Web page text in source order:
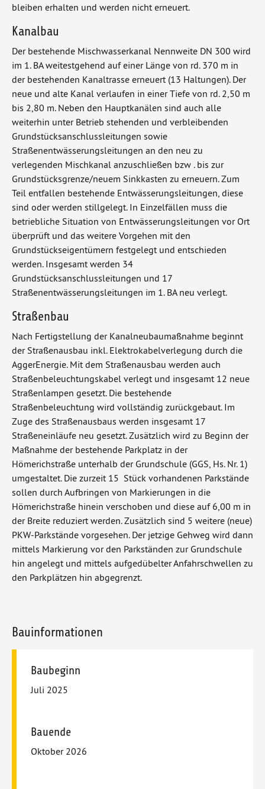
bleiben erhalten und werden nicht erneuert.
Kanalbau
Der bestehende Mischwasserkanal Nennweite DN 300 wird
im 1. BA weitestgehend auf einer Länge von rd. 370 m in
der bestehenden Kanaltrasse erneuert (13 Haltungen). Der
neue und alte Kanal verlaufen in einer Tiefe von rd. 2,50 m
bis 2,80 m. Neben den Hauptkanälen sind auch alle
weiterhin unter Betrieb stehenden und verbleibenden
Grundstücksanschlussleitungen sowie
Straßenentwässerungsleitungen an den neu zu
verlegenden Mischkanal anzuschließen bzw . bis zur
Grundstücksgrenze/neuem Sinkkasten zu erneuern. Zum
Teil entfallen bestehende Entwässerungsleitungen, diese
sind oder werden stillgelegt. In Einzelfällen muss die
betriebliche Situation von Entwässerungsleitungen vor Ort
überprüft und das weitere Vorgehen mit den
Grundstückseigentümern festgelegt und entschieden
werden. Insgesamt werden 34
Grundstücksanschlussleitungen und 17
Straßenentwässerungsleitungen im 1. BA neu verlegt.
Straßenbau
Nach Fertigstellung der Kanalneubaumaßnahme beginnt
der Straßenausbau inkl. Elektrokabelverlegung durch die
AggerEnergie. Mit dem Straßenausbau werden auch
Straßenbeleuchtungskabel verlegt und insgesamt 12 neue
Straßenlampen gesetzt. Die bestehende
Straßenbeleuchtung wird vollständig zurückgebaut. Im
Zuge des Straßenausbaus werden insgesamt 17
Straßeneinläufe neu gesetzt. Zusätzlich wird zu Beginn der
Maßnahme der bestehende Parkplatz in der
Hömerichstraße unterhalb der Grundschule (GGS, Hs. Nr. 1)
umgestaltet. Die zurzeit 15 Stück vorhandenen Parkstände
sollen durch Aufbringen von Markierungen in die
Hömerichstraße hinein verschoben und diese auf 6,00 m in
der Breite reduziert werden. Zusätzlich sind 5 weitere (neue)
PKW-Parkstände vorgesehen. Der jetzige Gehweg wird dann
mittels Markierung vor den Parkständen zur Grundschule
hin angelegt und mittels aufgedübelter Anfahrschwellen zu
den Parkplätzen hin abgegrenzt.
Zusatzinformationen im Fußbereich
Bauinformationen
Baubeginn
Juli 2025
Bauende
Oktober 2026